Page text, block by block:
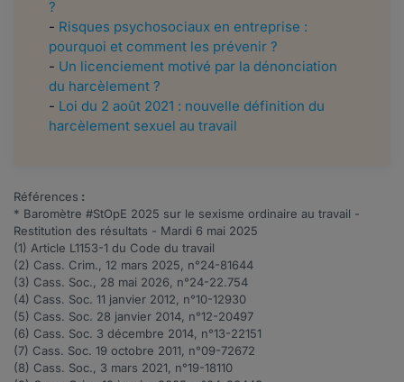
?
- Risques psychosociaux en entreprise :
pourquoi et comment les prévenir ?
- Un licenciement motivé par la dénonciation
du harcèlement ?
- Loi du 2 août 2021 : nouvelle définition du
harcèlement sexuel au travail
Références :
* Baromètre #StOpE 2025 sur le sexisme ordinaire au travail -
Restitution des résultats - Mardi 6 mai 2025
(1) Article L1153-1 du Code du travail
(2) Cass. Crim., 12 mars 2025, n°24-81644
(3) Cass. Soc., 28 mai 2026, n°24-22.754
(4) Cass. Soc. 11 janvier 2012, n°10-12930
(5) Cass. Soc. 28 janvier 2014, n°12-20497
(6) Cass. Soc. 3 décembre 2014, n°13-22151
(7) Cass. Soc. 19 octobre 2011, n°09-72672
(8) Cass. Soc., 3 mars 2021, n°19-18110